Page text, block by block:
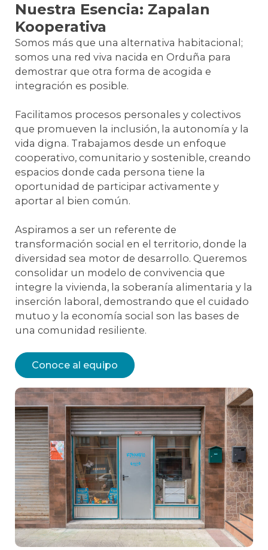
Nuestra Esencia: Zapalan
Kooperativa
Somos más que una alternativa habitacional;
somos una red viva nacida en Orduña para
demostrar que otra forma de acogida e
integración es posible.
Facilitamos procesos personales y colectivos
que promueven la inclusión, la autonomía y la
vida digna. Trabajamos desde un enfoque
cooperativo, comunitario y sostenible, creando
espacios donde cada persona tiene la
oportunidad de participar activamente y
aportar al bien común.
Aspiramos a ser un referente de
transformación social en el territorio, donde la
diversidad sea motor de desarrollo. Queremos
consolidar un modelo de convivencia que
integre la vivienda, la soberanía alimentaria y la
inserción laboral, demostrando que el cuidado
mutuo y la economía social son las bases de
una comunidad resiliente.
Conoce al equipo